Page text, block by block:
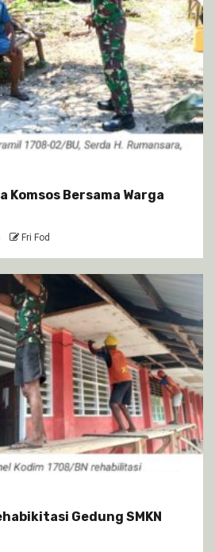
Komsos Bersama Warga
Fri Fod
Gedung SMKN